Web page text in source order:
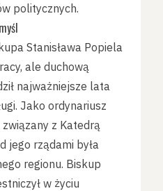
politycznych.
Stanisława Popiela
ale duchową
najważniejsze lata
Jako ordynariusz
z Katedrą
jego rządami była
regionu. Biskup
w życiu